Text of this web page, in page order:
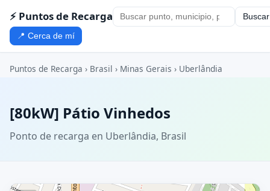
⚡ Puntos de Recarga Buscar
📍 Cerca de mí
Puntos de Recarga › Brasil › Minas Gerais › Uberlândia
[80kW] Pátio Vinhedos
Ponto de recarga en Uberlândia, Brasil